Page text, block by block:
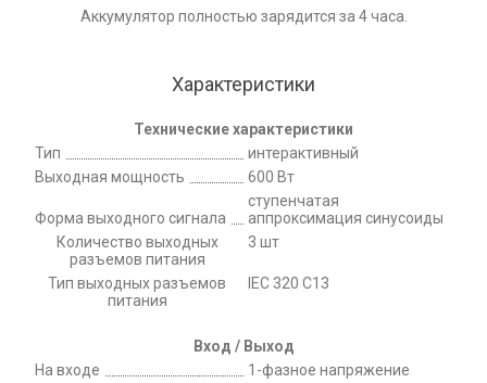
Аккумулятор полностью зарядится за 4 часа.
Характеристики
Технические характеристики
Тип
интерактивный
Выходная мощность
600 Вт
Форма выходного сигнала
ступенчатая
аппроксимация синусоиды
Количество выходных
разъемов питания
3 шт
Тип выходных разъемов
питания
IEC 320 C13
Вход / Выход
На входе
1-фазное напряжение